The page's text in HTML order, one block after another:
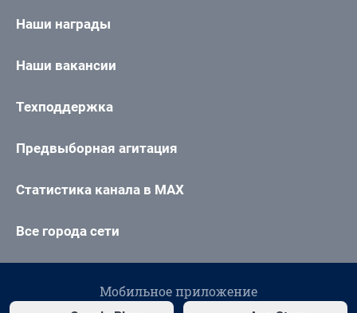
Наши награды
Наши вакансии
Техподдержка
Предвыборная агитация
Статистика канала в MAX
Все города сети
Мобильное приложение